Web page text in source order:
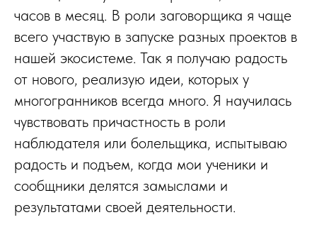
часов в месяц. В роли заговорщика я чаще
всего участвую в запуске разных проектов в
нашей экосистеме. Так я получаю радость
от нового, реализую идеи, которых у
многогранников всегда много. Я научилась
чувствовать причастность в роли
наблюдателя или болельщика, испытываю
радость и подъем, когда мои ученики и
сообщники делятся замыслами и
результатами своей деятельности.